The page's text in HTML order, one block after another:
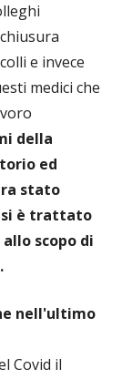
e invece
medici che
della
ed
stato
si è trattato
scopo di
nell'ultimo
Covid il